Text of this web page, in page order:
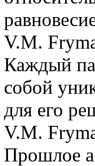
V.M.
Каждый
собой
для его
V.M.
Прошлое